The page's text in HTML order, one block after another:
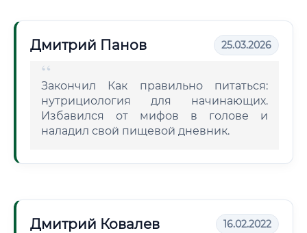
Дмитрий Панов 25.03.2026
Закончил Как правильно питаться:
нутрициология для начинающих.
Избавился от мифов в голове и
наладил свой пищевой дневник.
Дмитрий Ковалев 16.02.2022